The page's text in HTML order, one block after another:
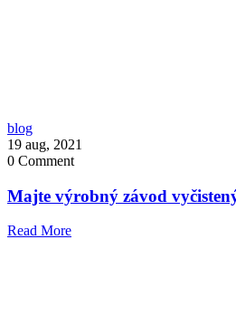
blog
19 aug, 2021
0 Comment
Majte výrobný závod
Read More